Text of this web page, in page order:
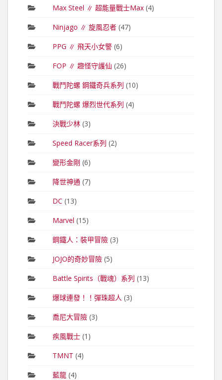
Max Steel ∥ 超能量戰士Max(4)
Ninjago ∥ 旋風忍者(47)
PPG ∥ 飛天小女警(6)
FOP ∥ 趣怪守護仙 (26)
戰鬥陀螺 鋼鐵奇兵系列 (10)
戰鬥陀螺 爆烈世代系列 (4)
決戰少林(3)
Speed Racer系列 (2)
變形金剛 (6)
降世神通 (7)
DC (13)
Marvel (15)
鋼鐵人：裝甲冒險(3)
JOJO的奇妙冒險(5)
Battle Spirits（戰魂）系列 (13)
爆球連發！！彈珠超人 (3)
喬尼大冒險(3)
疾風戰士(1)
TMNT (4)
藍龍(4)